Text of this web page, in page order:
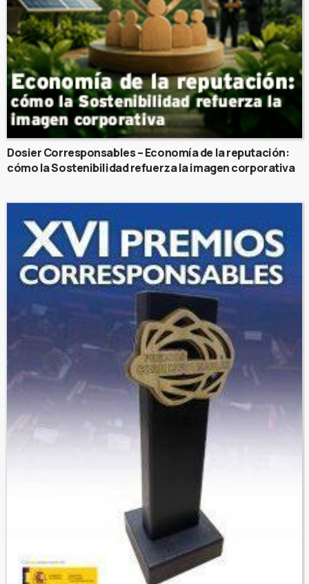
Dosier Corresponsables – Economía de la reputación:
cómo la Sostenibilidad refuerza la imagen corporativa